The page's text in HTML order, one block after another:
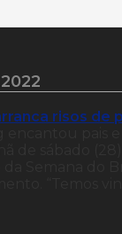
risos de